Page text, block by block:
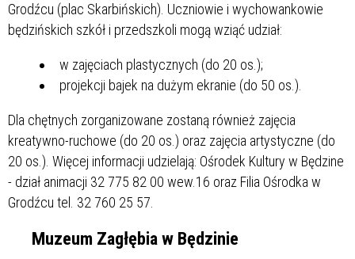
Grodźcu (plac Skarbińskich). Uczniowie i wychowankowie
będzińskich szkół i przedszkoli mogą wziąć udział:
w zajęciach plastycznych (do 20 os.);
projekcji bajek na dużym ekranie (do 50 os.).
Dla chętnych zorganizowane zostaną również zajęcia
kreatywno-ruchowe (do 20 os.) oraz zajęcia artystyczne (do
20 os.). Więcej informacji udzielają: Ośrodek Kultury w Będzine
- dział animacji 32 775 82 00 wew.16 oraz Filia Ośrodka w
Grodźcu tel. 32 760 25 57.
Muzeum Zagłębia w Będzinie